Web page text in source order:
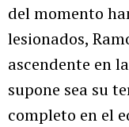
del momento
lesionados,
ascendente en
supone sea su
completo en el